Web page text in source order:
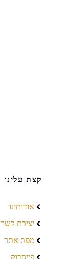
קצת עלינו
אודותינו
יצירת קשר
מפת אתר